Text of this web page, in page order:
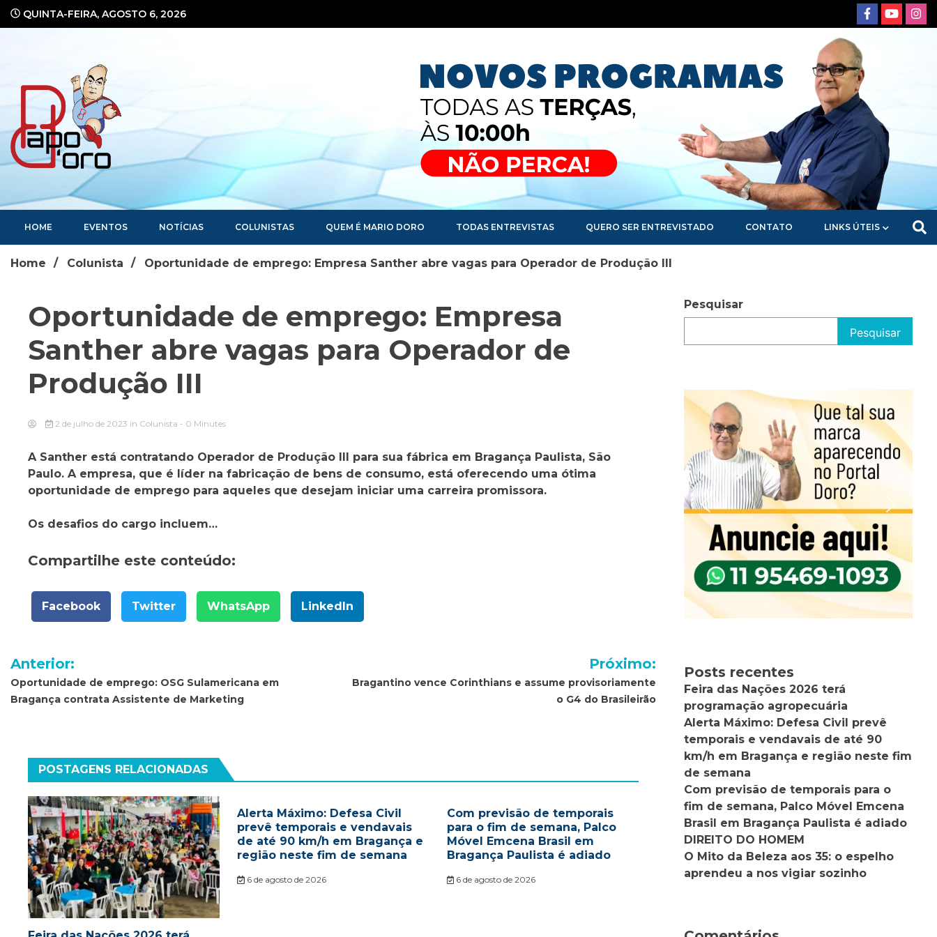
QUINTA-FEIRA, AGOSTO 6, 2026
Portal de Notícias
HOME EVENTOS NOTÍCIAS COLUNISTAS QUEM É MARIO DORO TODAS ENTREVISTAS QUERO SER ENTREVISTADO CONTATO LINKS ÚTEIS
Home Colunista Oportunidade de emprego: Empresa Santher abre vagas para Operador de Produção III
Oportunidade de emprego: Empresa
Santher abre vagas para Operador de
Produção III
2 de julho de 2023 in Colunista - 0 Minutes
A Santher está contratando Operador de Produção III para sua fábrica em Bragança Paulista, São
Paulo. A empresa, que é líder na fabricação de bens de consumo, está oferecendo uma ótima
oportunidade de emprego para aqueles que desejam iniciar uma carreira promissora.
Os desafios do cargo incluem…
Compartilhe este conteúdo:
Facebook Twitter WhatsApp LinkedIn
Navegação
de
Post
Anterior:
Oportunidade de emprego: OSG Sulamericana em
Bragança contrata Assistente de Marketing
Próximo:
Bragantino vence Corinthians e assume provisoriamente
o G4 do Brasileirão
POSTAGENS RELACIONADAS
Alerta Máximo: Defesa Civil
prevê temporais e vendavais
de até 90 km/h em Bragança e
região neste fim de semana
6 de agosto de 2026
Com previsão de temporais
para o fim de semana, Palco
Móvel Emcena Brasil em
Bragança Paulista é adiado
6 de agosto de 2026
Pesquisar
Pesquisar
Posts recentes
Feira das Nações 2026 terá
programação agropecuária
Alerta Máximo: Defesa Civil prevê
temporais e vendavais de até 90
km/h em Bragança e região neste fim
de semana
Com previsão de temporais para o
fim de semana, Palco Móvel Emcena
Brasil em Bragança Paulista é adiado
DIREITO DO HOMEM
O Mito da Beleza aos 35: o espelho
aprendeu a nos vigiar sozinho